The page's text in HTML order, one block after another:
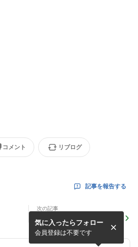
コメント リブログ
記事を報告する
次の記事
気に入ったらフォロー
会員登録は不要です